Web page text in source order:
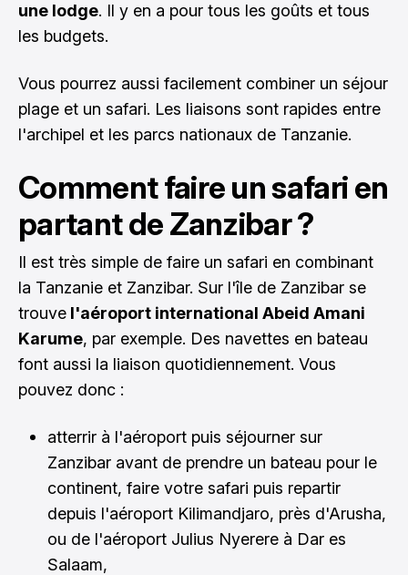
une lodge. Il y en a pour tous les goûts et tous
les budgets.
Vous pourrez aussi facilement combiner un séjour
plage et un safari. Les liaisons sont rapides entre
l'archipel et les parcs nationaux de Tanzanie.
Comment faire un safari en
partant de Zanzibar ?
Il est très simple de faire un safari en combinant
la Tanzanie et Zanzibar. Sur l'île de Zanzibar se
trouve l'aéroport international Abeid Amani
Karume, par exemple. Des navettes en bateau
font aussi la liaison quotidiennement. Vous
pouvez donc :
atterrir à l'aéroport puis séjourner sur
Zanzibar avant de prendre un bateau pour le
continent, faire votre safari puis repartir
depuis l'aéroport Kilimandjaro, près d'Arusha,
ou de l'aéroport Julius Nyerere à Dar es
Salaam,